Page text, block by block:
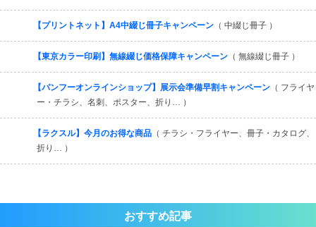
【プリントネット】A4中綴じ冊子キャンペーン （ 中綴じ冊子 ）
【東京カラー印刷】無線綴じ価格保障キャンペーン （ 無線綴じ冊子 ）
【バンフーオンラインショップ】展示会準備早割キャンペーン （ フライヤ
ー・チラシ、名刺、ポスター、折り… ）
【ラクスル】今月のお得な商品 （ チラシ・フライヤー、冊子・カタログ、
折り… ）
おすすめ記事